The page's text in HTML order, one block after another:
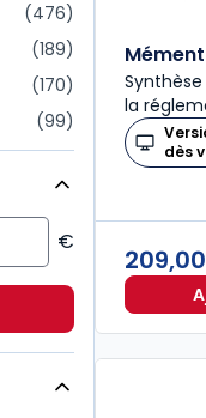
476
189
170
99
99
98
92
85
54
la
dès